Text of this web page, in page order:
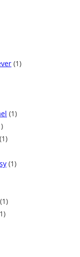
(1)
(1)
(1)
(1)
(1)